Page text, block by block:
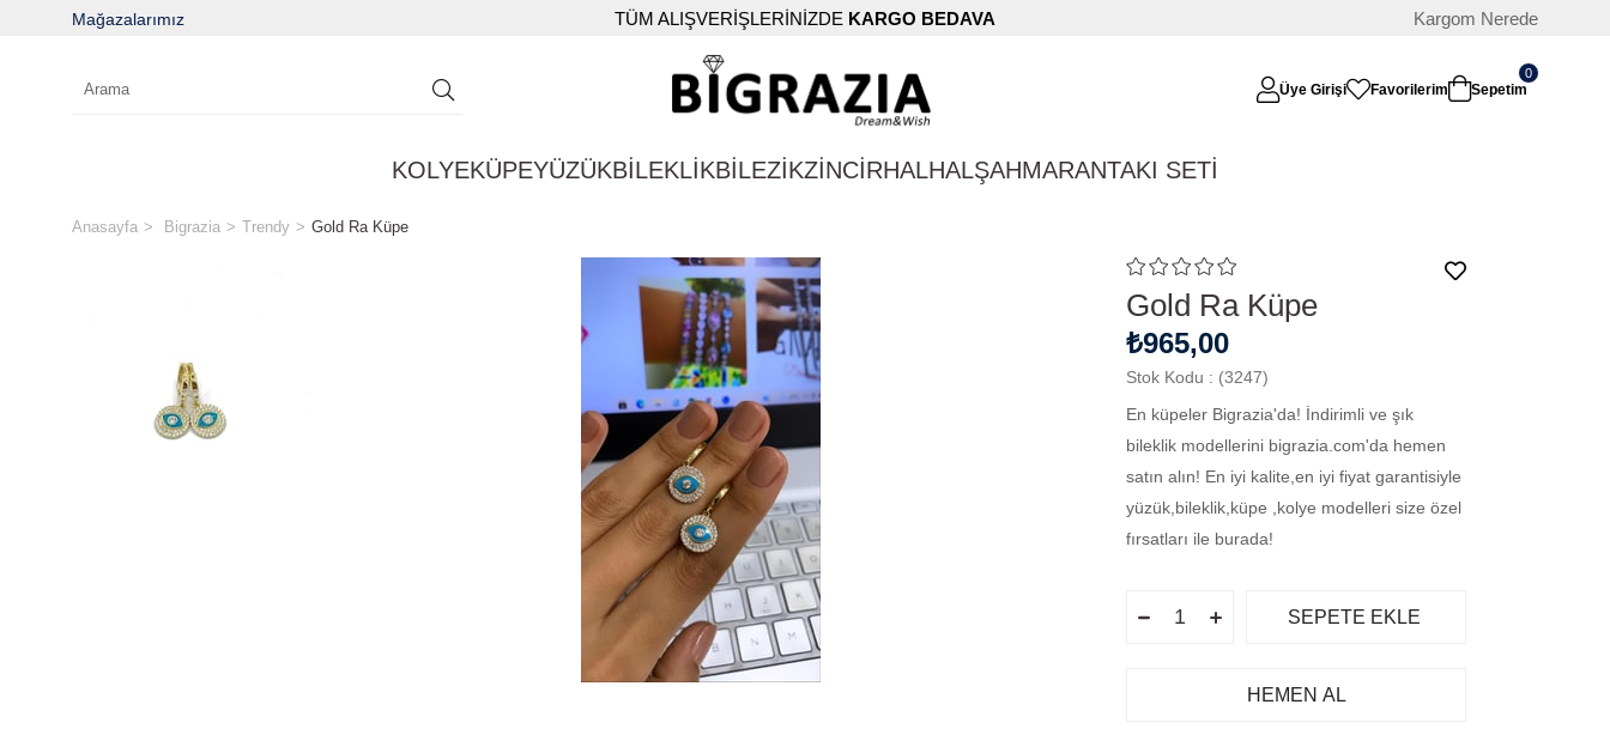
Mağazalarımız TÜM ALIŞVERİŞLERİNİZDE KARGO BEDAVA Kargom Nerede
Üye Girişi Favorilerim Sepetim
0
KOLYEKÜPEYÜZÜKBİLEKLİKBİLEZİKZİNCİRHALHALŞAHMARANTAKI SETİ
Anasayfa Bigrazia Trendy Gold Ra Küpe
Gold Ra Küpe
₺965,00
Stok Kodu
(3247)
En küpeler Bigrazia'da! İndirimli ve şık
bileklik modellerini bigrazia.com'da hemen
satın alın! En iyi kalite,en iyi fiyat garantisiyle
yüzük,bileklik,küpe ,kolye modelleri size özel
fırsatları ile burada!